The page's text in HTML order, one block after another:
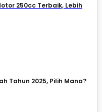
250cc Terbaik, Lebih
Tahun 2025, Pilih Mana?